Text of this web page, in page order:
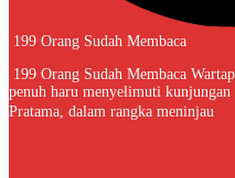
199 Orang Sudah Membaca
199 Orang Sudah Membaca
penuh haru menyelimuti
Pratama, dalam rangka meninjau